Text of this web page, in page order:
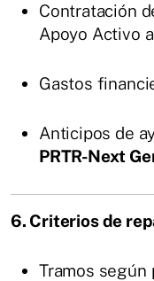
Contratación
Apoyo Activo
Gastos
Anticipos de
PRTR-Next
6. Criterios de
Tramos según